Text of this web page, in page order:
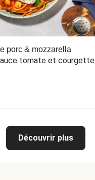
porc & mozzarella
tomate et courgette
Découvrir plus